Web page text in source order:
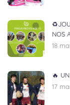
NOS
18
🔥
17